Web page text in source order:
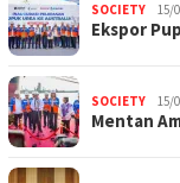
SOCIETY 15/
Ekspor
SOCIETY 15/
Mentan